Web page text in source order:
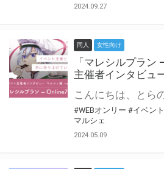
2024.09.27
同人 女性向け
「マレシルプラン
主催者インタビュ
#WEBオンリー #イベン
マルシェ
2024.05.09